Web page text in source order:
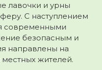
лавочки и урны
С наступлением
современными
безопасным и
направлены на
жителей.